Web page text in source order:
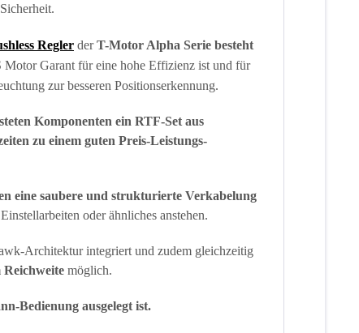
Regler derT-Motor Alpha Serie besteht
Garant für eine hohe Effizienz ist und für
zur besseren Positionserkennung.
Komponenten ein RTF-Set aus
zu einem guten Preis-Leistungs-
eine saubere und strukturierte Verkabelung
oder ähnliches anstehen.
Architektur integriert und zudem gleichzeitig
Reichweite möglich.
Bedienung ausgelegt ist.